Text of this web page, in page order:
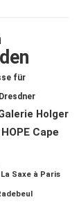
für
Dresdner
Holger
HOPE Cape
La Saxe à Paris